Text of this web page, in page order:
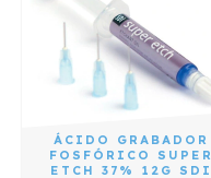
ÁCIDO GRABADOR
FOSFÓRICO SUPER
ETCH 37% 12G SDI